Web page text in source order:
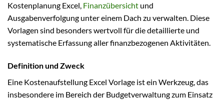
Kostenplanung Excel, Finanzübersicht und
Ausgabenverfolgung unter einem Dach zu verwalten. Diese
Vorlagen sind besonders wertvoll für die detaillierte und
systematische Erfassung aller finanzbezogenen Aktivitäten.
Definition und Zweck
Eine Kostenaufstellung Excel Vorlage ist ein Werkzeug, das
insbesondere im Bereich der Budgetverwaltung zum Einsatz